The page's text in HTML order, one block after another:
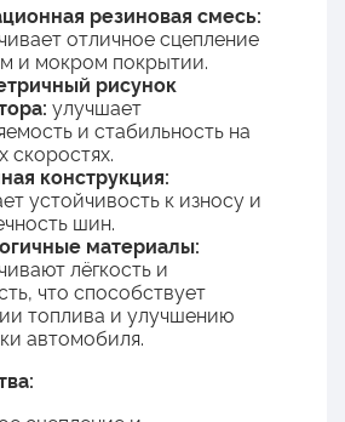
резиновая смесь:
отличное сцепление
и мокром покрытии.
рисунок
улучшает
и стабильность на
скоростях.
конструкция:
устойчивость к износу и
шин.
материалы:
лёгкость и
что способствует
топлива и улучшению
автомобиля.